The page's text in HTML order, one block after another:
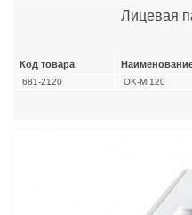
Лицевая
Код товара
681-2120 OK-MI120